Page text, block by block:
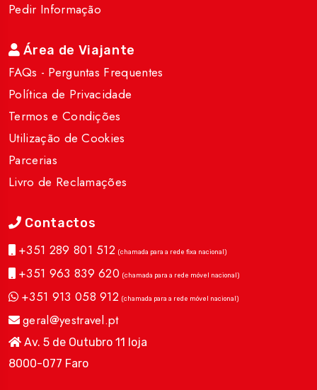
Pedir Informação
Área de Viajante
FAQs - Perguntas Frequentes
Política de Privacidade
Termos e Condições
Utilização de Cookies
Parcerias
Livro de Reclamações
Contactos
+351 289 801 512 (chamada para a rede fixa nacional)
+351 963 839 620 (chamada para a rede móvel nacional)
+351 913 058 912 (chamada para a rede móvel nacional)
geral@yestravel.pt
Av. 5 de Outubro 11 loja
8000-077 Faro